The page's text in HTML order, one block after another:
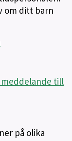
om ditt barn
till
på olika